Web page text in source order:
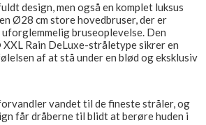
design, men også en komplet luksus
Ø28 cm store hovedbruser, der er
bruseoplevelse. Den
Rain DeLuxe-stråletype sikrer en
af ​​at stå under en blød og eksklusiv
vandet til de fineste stråler, og
får dråberne til blidt at berøre huden i